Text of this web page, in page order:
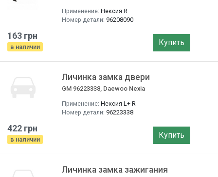
Применение: Нексия R
Номер детали: 96208090
163 грн
в наличии Купить
Личинка замка двери
GM 96223338, Daewoo Nexia
Применение: Нексия L+ R
Номер детали: 96223338
422 грн
в наличии Купить
Личинка замка зажигания